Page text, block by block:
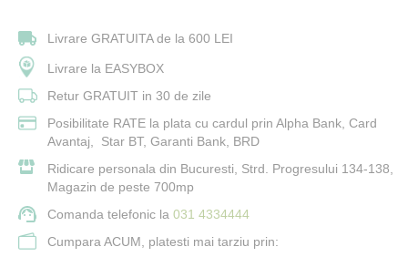
Livrare GRATUITA de la 600 LEI
Livrare la EASYBOX
Retur GRATUIT in 30 de zile
Posibilitate RATE la plata cu cardul prin Alpha Bank, Card
Avantaj, Star BT, Garanti Bank, BRD
Ridicare personala din Bucuresti, Strd. Progresului 134-138,
Magazin de peste 700mp
Comanda telefonic la 031 4334444
Cumpara ACUM, platesti mai tarziu prin: